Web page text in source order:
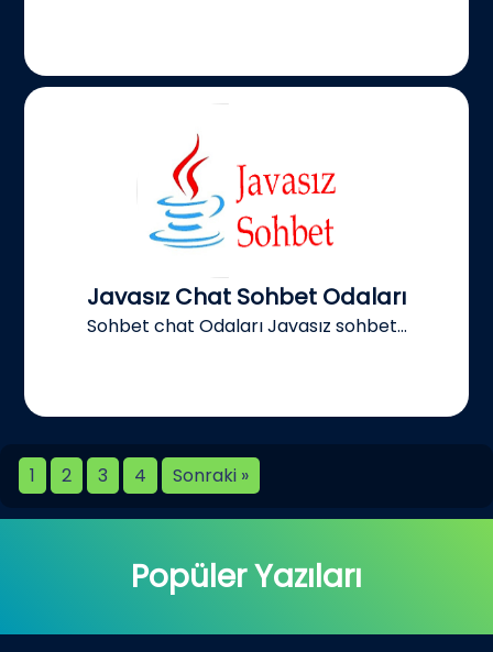
Javasız Chat Sohbet Odaları
Sohbet chat Odaları Javasız sohbet...
1 2 3 4 Sonraki »
Popüler Yazıları